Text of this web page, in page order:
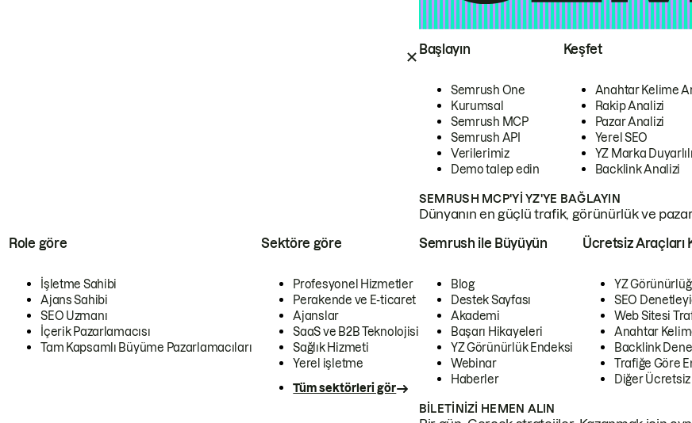
Başlayın
Semrush One
Kurumsal
Semrush MCP
Semrush API
Verilerimiz
Demo talep edin
Keşfet
Anahtar Kelime
Rakip Analizi
Pazar Analizi
Yerel SEO
YZ Marka
Backlink Analizi
SEMRUSH MCP'YI YZ'YE BAĞLAYIN
Dünyanın en güçlü trafik, görünürlük ve
Role göre
İşletme Sahibi
Ajans Sahibi
SEO Uzmanı
İçerik Pazarlamacısı
Tam Kapsamlı Büyüme Pazarlamacıları
Sektöre göre
Profesyonel Hizmetler
Perakende ve E-ticaret
Ajanslar
SaaS ve B2B Teknolojisi
Sağlık Hizmeti
Yerel işletme
Tüm sektörleri gör
Semrush ile Büyüyün
Blog
Destek Sayfası
Akademi
Başarı Hikayeleri
YZ Görünürlük Endeksi
Webinar
Haberler
Ücretsiz Araçları
YZ
SEO
Web Sitesi
Anahtar
Backlink
Trafiğe Göre
Diğer
BILETINIZI HEMEN ALIN